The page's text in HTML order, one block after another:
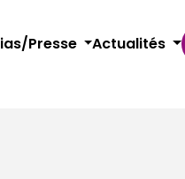
Presse Actualités